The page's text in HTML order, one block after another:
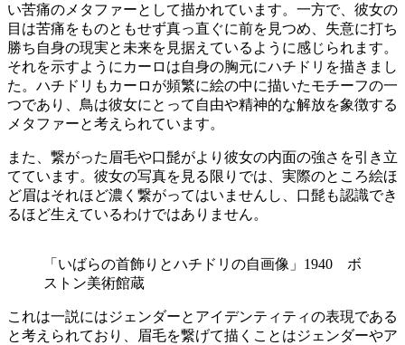
い苦痛のメタファーとして描かれています。一方で、彼女の
目は苦痛をものともせず真っ直ぐに前を見つめ、失意に打ち
勝ち自身の現実と未来を見据えているように感じられます。
それを示すようにカーロは自身の胸元にハチドリを描きまし
た。ハチドリもカーロが頻繁に絵の中に描いたモチーフの一
つであり、鳥は彼女にとって自由や精神的な解放を象徴する
メタファーと考えられています。
また、繋がった眉毛や口髭がより彼女の内面の強さを引き立
てています。彼女の写真を見る限りでは、実際のところ絵ほ
ど眉はそれほど濃く繋がってはいませんし、口髭も認識でき
るほど生えているわけではありません。
「いばらの首飾りとハチドリの自画像」1940 ボ
ストン美術館蔵
これは一説にはジェンダーとアイデンティティの表現である
と考えられており、眉毛を繋げて描くことはジェンダーやア